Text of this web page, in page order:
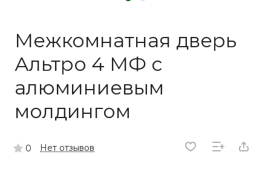
Межкомнатная дверь
Альтро 4 МФ с
алюминиевым
молдингом
0 Нет отзывов